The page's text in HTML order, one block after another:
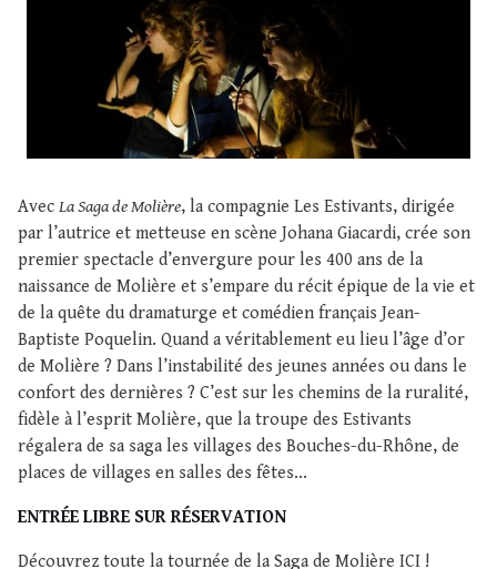
Avec La Saga de Molière, la compagnie Les Estivants, dirigée
par l’autrice et metteuse en scène Johana Giacardi, crée son
premier spectacle d’envergure pour les 400 ans de la
naissance de Molière et s’empare du récit épique de la vie et
de la quête du dramaturge et comédien français Jean-
Baptiste Poquelin. Quand a véritablement eu lieu l’âge d’or
de Molière ? Dans l’instabilité des jeunes années ou dans le
confort des dernières ? C’est sur les chemins de la ruralité,
fidèle à l’esprit Molière, que la troupe des Estivants
régalera de sa saga les villages des Bouches-du-Rhône, de
places de villages en salles des fêtes...
ENTRÉE LIBRE SUR RÉSERVATION
Découvrez toute la tournée de la Saga de Molière ICI !